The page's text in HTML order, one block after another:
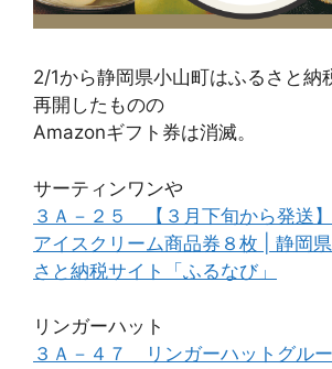
2/1から静岡県小山町はふるさと納
再開したものの
Amazonギフト券は消滅。
サーティンワンや
３Ａ－２５ 【３月下旬から発送
アイスクリーム商品券８枚 | 静岡
さと納税サイト「ふるなび」
リンガーハット
３Ａ－４７ リンガーハットグル